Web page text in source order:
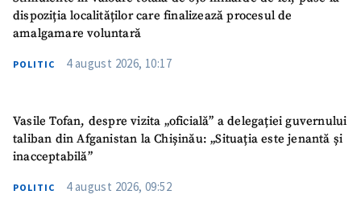
dispoziția localităților care finalizează procesul de
amalgamare voluntară
POLITIC 4 august 2026, 10:17
Vasile Tofan, despre vizita „oficială” a delegației guvernului
taliban din Afganistan la Chișinău: „Situația este jenantă și
inacceptabilă”
POLITIC 4 august 2026, 09:52